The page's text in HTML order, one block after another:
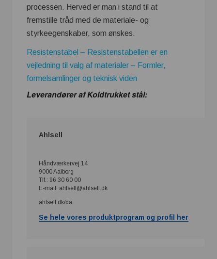
processen. Herved er man i stand til at
fremstille tråd med de materiale- og
styrkeegenskaber, som ønskes.
Resistenstabel – Resistenstabellen er en
vejledning til valg af materialer – Formler,
formelsamlinger og teknisk viden
Leverandører af Koldtrukket stål:
Ahlsell
Håndværkervej 14
9000 Aalborg
Tlf.: 96 30 60 00
E-mail: ahlsell@ahlsell.dk
ahlsell.dk/da
Se hele vores produktprogram og profil her